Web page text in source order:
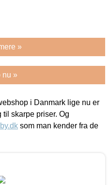
»
nu »
i Danmark lige nu er
til skarpe priser. Og
som man kender fra de